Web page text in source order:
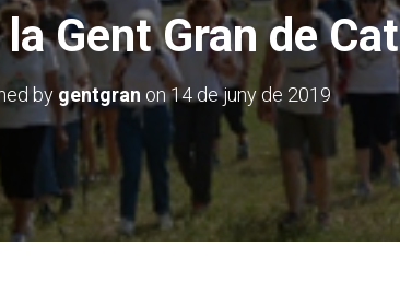
Gent Gran de
by gentgran on14 de juny de 2019